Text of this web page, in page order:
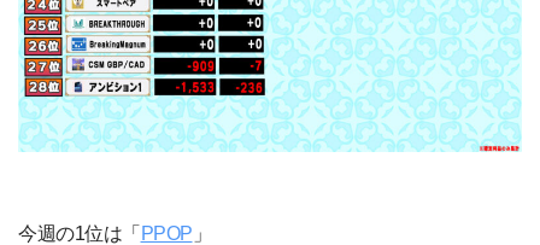
今週の1位は「 PPOP 」